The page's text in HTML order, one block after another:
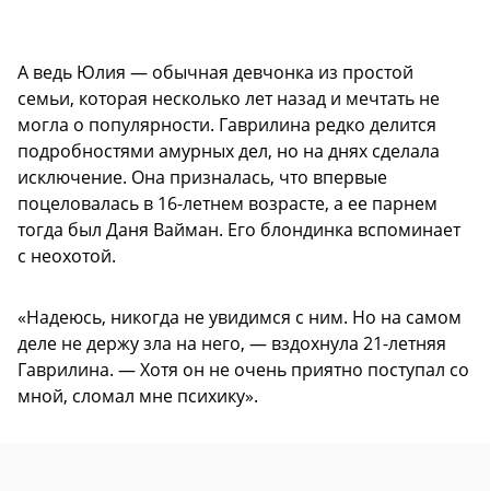
А ведь Юлия — обычная девчонка из простой
семьи, которая несколько лет назад и мечтать не
могла о популярности. Гаврилина редко делится
подробностями амурных дел, но на днях сделала
исключение. Она призналась, что впервые
поцеловалась в 16-летнем возрасте, а ее парнем
тогда был Даня Вайман. Его блондинка вспоминает
с неохотой.
«Надеюсь, никогда не увидимся с ним. Но на самом
деле не держу зла на него, — вздохнула 21-летняя
Гаврилина. — Хотя он не очень приятно поступал со
мной, сломал мне психику».